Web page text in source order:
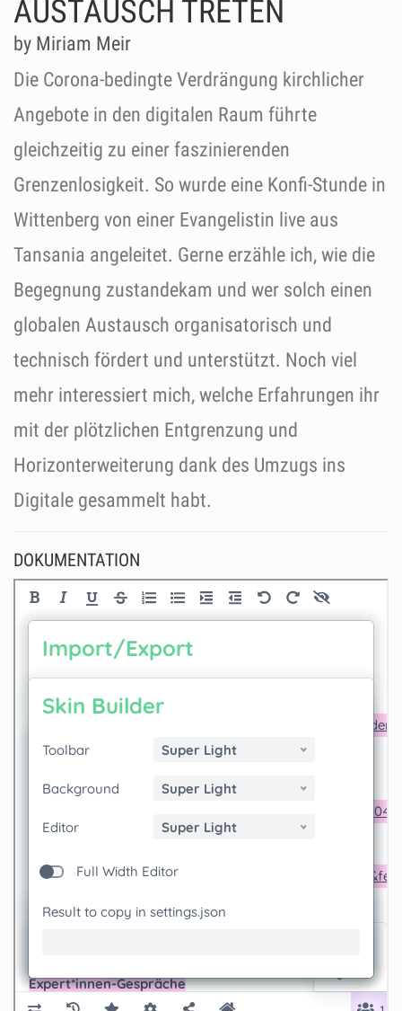
AUSTAUSCH TRETEN
by Miriam Meir
Die Corona-bedingte Verdrängung kirchlicher
Angebote in den digitalen Raum führte
gleichzeitig zu einer faszinierenden
Grenzenlosigkeit. So wurde eine Konfi-Stunde in
Wittenberg von einer Evangelistin live aus
Tansania angeleitet. Gerne erzähle ich, wie die
Begegnung zustandekam und wer solch einen
globalen Austausch organisatorisch und
technisch fördert und unterstützt. Noch viel
mehr interessiert mich, welche Erfahrungen ihr
mit der plötzlichen Entgrenzung und
Horizonterweiterung dank des Umzugs ins
Digitale gesammelt habt.
DOKUMENTATION